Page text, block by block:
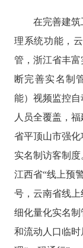
在完善建
理系统功能，
管，浙江省丰
断完善实名制
能）视频监控自
人员全覆盖，
省平顶山市强
实名制访客制度
江西省“线上预
号，云南省线
细化量化实名
和流动人口临